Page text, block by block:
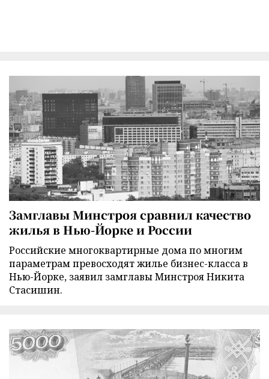
Замглавы Минстроя сравнил качество
жилья в Нью-Йорке и России
Российские многоквартирные дома по многим
параметрам превосходят жилье бизнес-класса в
Нью-Йорке, заявил замглавы Минстроя Никита
Стасишин.